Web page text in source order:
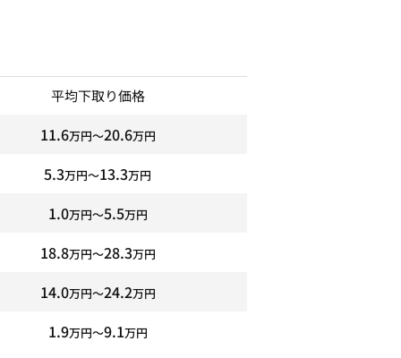
平均下取り価格
11.6万円〜20.6万円
5.3万円〜13.3万円
1.0万円〜5.5万円
18.8万円〜28.3万円
14.0万円〜24.2万円
1.9万円〜9.1万円